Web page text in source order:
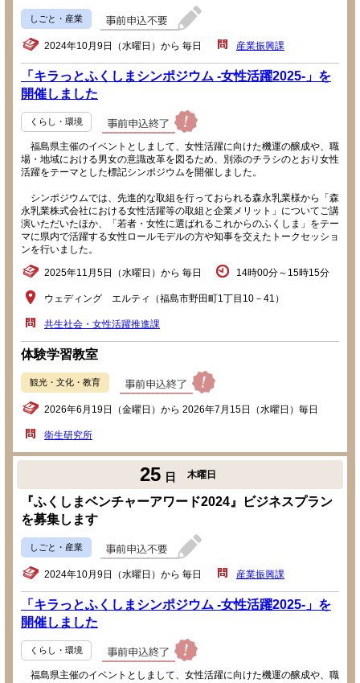
しごと・産業
2024年10月9日（水曜日）から 毎日 産業振興課
「キラっとふくしまシンポジウム -女性活躍2025-」を
開催しました
くらし・環境
福島県主催のイベントとしまして、女性活躍に向けた機運の醸成や、職
場・地域における男女の意識改革を図るため、別添のチラシのとおり女性
活躍をテーマとした標記シンポジウムを開催しました。
シンポジウムでは、先進的な取組を行っておられる森永乳業様から「森
永乳業株式会社における女性活躍等の取組と企業メリット」についてご講
演いただいたほか、「若者・女性に選ばれるこれからのふくしま」をテー
マに県内で活躍する女性ロールモデルの方や知事を交えたトークセッショ
ンを行いました。
2025年11月5日（水曜日）から 毎日 14時00分～15時15分
ウェディング エルティ（福島市野田町1丁目10－41）
共生社会・女性活躍推進課
体験学習教室
観光・文化・教育
2026年6月19日（金曜日）から 2026年7月15日（水曜日）毎日
衛生研究所
25 日 木曜日
『ふくしまベンチャーアワード2024』ビジネスプラン
を募集します
しごと・産業
2024年10月9日（水曜日）から 毎日 産業振興課
「キラっとふくしまシンポジウム -女性活躍2025-」を
開催しました
くらし・環境
福島県主催のイベントとしまして、女性活躍に向けた機運の醸成や、職